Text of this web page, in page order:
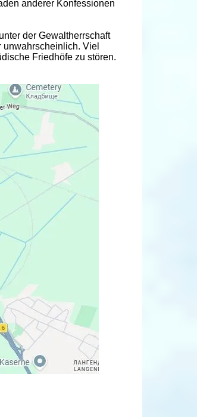
anderer Konfessionen
der Gewaltherrschaft
Viel
Friedhöfe zu stören.